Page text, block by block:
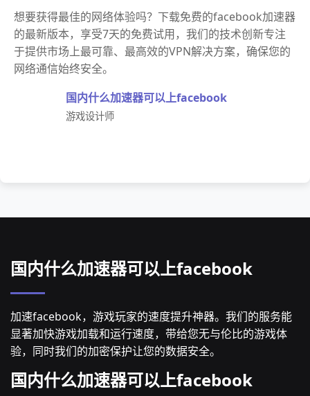
想要获得最佳的网络体验吗？下载免费的facebook加速器
的最新版本，享受7天的免费试用，我们的技术创新专注
于提供市场上最可靠、最高效的VPN解决方案，确保您的
网络通信始终安全。
国内什么加速器可以上facebook
游戏设计师
国内什么加速器可以上facebook
加速facebook，游戏玩家的速度提升神器。我们的服务能
显著加快游戏加载和运行速度，带给您无与伦比的游戏体
验，同时我们的加密保护让您的数据安全。
国内什么加速器可以上facebook